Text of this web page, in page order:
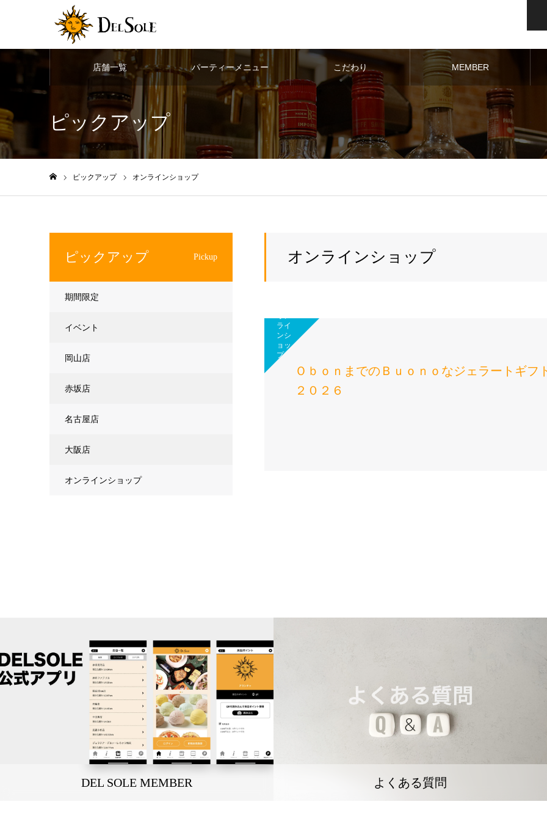
店舗一覧 パーティーメニュー こだわり MEMBER
ピックアップ
ピックアップ オンラインショップ
オンラインショップ
ライ
ンシ
ョッ
プ
ＯｂｏｎまでのＢｕｏｎｏなジェラートギフ
２０２６
ピックアップ Pickup
期間限定
イベント
岡山店
赤坂店
名古屋店
大阪店
オンラインショップ
DEL SOLE MEMBER よくある質問